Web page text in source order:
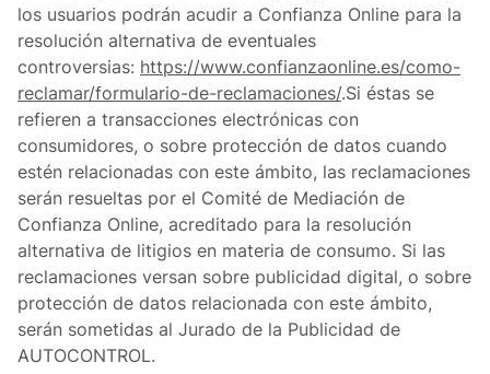
los usuarios podrán acudir a Confianza Online para la
resolución alternativa de eventuales
controversias: https://www.confianzaonline.es/como-
reclamar/formulario-de-reclamaciones/.Si éstas se
refieren a transacciones electrónicas con
consumidores, o sobre protección de datos cuando
estén relacionadas con este ámbito, las reclamaciones
serán resueltas por el Comité de Mediación de
Confianza Online, acreditado para la resolución
alternativa de litigios en materia de consumo. Si las
reclamaciones versan sobre publicidad digital, o sobre
protección de datos relacionada con este ámbito,
serán sometidas al Jurado de la Publicidad de
AUTOCONTROL.